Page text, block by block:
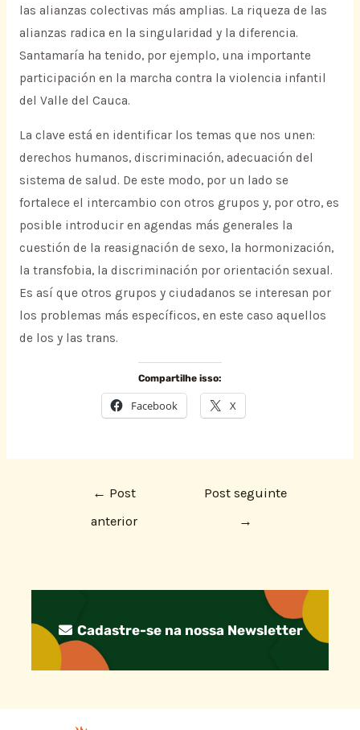
las alianzas colectivas más amplias. La riqueza de las
alianzas radica en la singularidad y la diferencia.
Santamaría ha tenido, por ejemplo, una importante
participación en la marcha contra la violencia infantil
del Valle del Cauca.
La clave está en identificar los temas que nos unen:
derechos humanos, discriminación, adecuación del
sistema de salud. De este modo, por un lado se
fortalece el intercambio con otros grupos y, por otro, es
posible introducir en agendas más generales la
cuestión de la reasignación de sexo, la hormonización,
la transfobia, la discriminación por orientación sexual.
Es así que otros grupos y ciudadanos se interesan por
los problemas más específicos, en este caso aquellos
de los y las trans.
Compartilhe isso:
Facebook X
← Post
anterior
Post seguinte
→
Cadastre-se na nossa Newsletter